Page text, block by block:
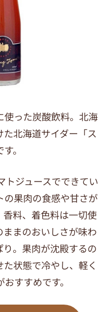
使った炭酸飲料。北海
北海道サイダー「ス
。
トジュースでできてい
の果肉の食感や甘さが
香料、着色料は一切使
まのおいしさが味わ
。果肉が沈殿するの
状態で冷やし、軽く
すすめです。